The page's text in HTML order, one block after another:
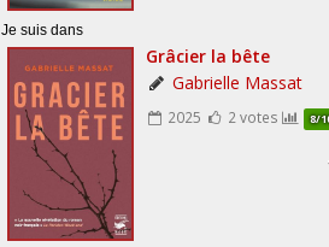
Je suis dans